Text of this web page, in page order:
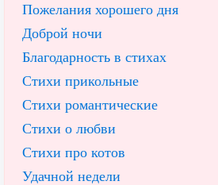
Пожелания хорошего дня
Доброй ночи
Благодарность в стихах
Стихи прикольные
Стихи романтические
Стихи о любви
Стихи про котов
Удачной недели